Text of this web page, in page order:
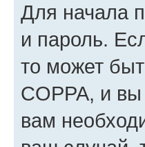
Для начала
и пароль.
то может
COPPA, и
вам